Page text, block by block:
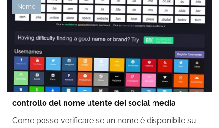
Nome
controllo del nome utente dei social media
Come posso verificare se un nome è disponibile sui